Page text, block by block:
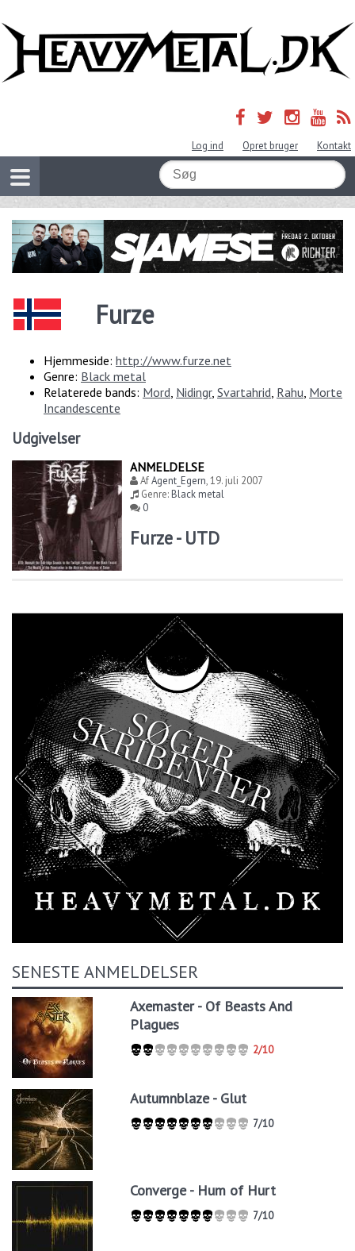
Log ind Opret bruger Kontakt
Furze
Hjemmeside: http://www.furze.net
Genre: Black metal
Relaterede bands: Mord Nidingr, Svartahrid Rahu Morte
Incandescente
Udgivelser
ANMELDELSE
AfAgent_Egern,19. juli 2007
Genre:Black metal
0
Furze - UTD
SENESTE ANMELDELSER
Axemaster - Of Beasts And
Plagues
2/10
Autumnblaze - Glut
7/10
Converge - Hum of Hurt
7/10